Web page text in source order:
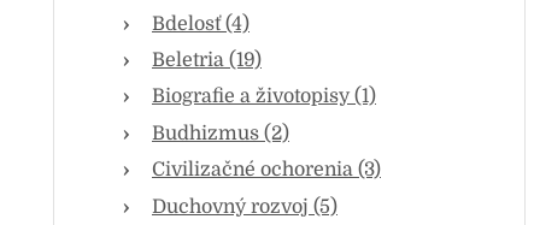
Bdelosť (4)
Beletria (19)
Biografie a životopisy (1)
Budhizmus (2)
Civilizačné ochorenia (3)
Duchovný rozvoj (5)